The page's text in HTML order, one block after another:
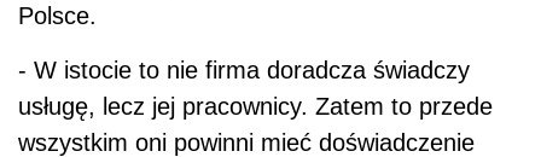
Polsce.
- W istocie to nie firma doradcza świadczy
usługę, lecz jej pracownicy. Zatem to przede
wszystkim oni powinni mieć doświadczenie